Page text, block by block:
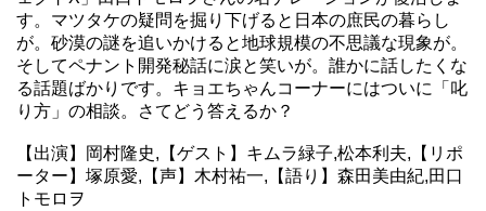
す。マツタケの疑問を掘り下げると日本の庶民の暮らし
が。砂漠の謎を追いかけると地球規模の不思議な現象が。
そしてペナント開発秘話に涙と笑いが。誰かに話したくな
る話題ばかりです。キョエちゃんコーナーにはついに「叱
り方」の相談。さてどう答えるか？
【出演】岡村隆史,【ゲスト】キムラ緑子,松本利夫,【リポ
ーター】塚原愛,【声】木村祐一,【語り】森田美由紀,田口
トモロヲ